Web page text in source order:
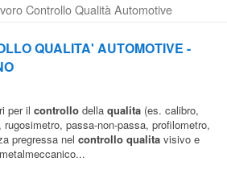
Controllo Qualità Automotive
QUALITA' AUTOMOTIVE -
per il controllo della qualita (es. calibro,
passa-non-passa, profilometro,
pregressa nel controllo qualita visivo e